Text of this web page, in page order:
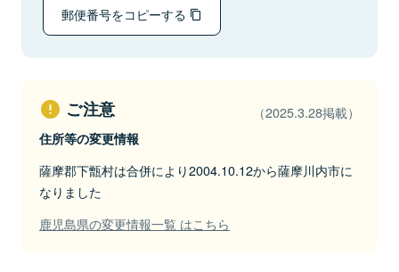
郵便番号をコピーする
ご注意 （2025.3.28掲載）
住所等の変更情報
薩摩郡下甑村は合併により2004.10.12から薩摩川内市に
なりました
鹿児島県の変更情報一覧 はこちら